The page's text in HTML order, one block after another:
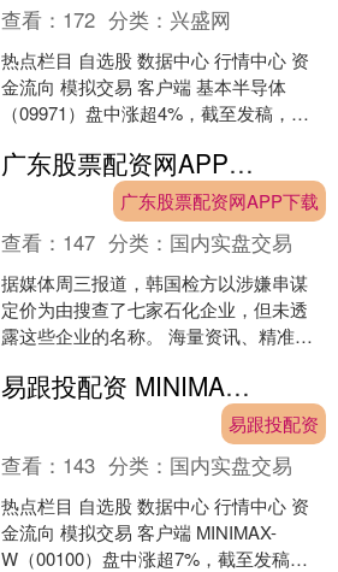
查看： 172 分类： 兴盛网
热点栏目 自选股 数据中心 行情中心 资
金流向 模拟交易 客户端 基本半导体
（09971）盘中涨超4%，截至发稿，股
额....
广东股票配资网APP下载 韩国检方因涉嫌串谋定价搜查七家石化企业
广东股票配资网APP下载
查看： 147 分类： 国内实盘交易
据媒体周三报道，韩国检方以涉嫌串谋
定价为由搜查了七家石化企业，但未透
露这些企业的名称。 海量资讯、精准解
生....
易跟投配资 MINIMAX-W早盘上涨6% H3开源24小时落地超百家合作伙伴
易跟投配资
查看： 143 分类： 国内实盘交易
热点栏目 自选股 数据中心 行情中心 资
金流向 模拟交易 客户端 MINIMAX-
W（00100）盘中涨超7%，截至发稿，